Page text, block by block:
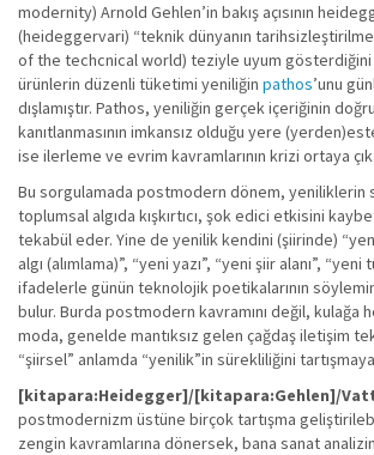
modernity) Arnold Gehlen’in bakış açısının
(heideggervari) “teknik dünyanın
of the techcnical world) teziyle uyum
ürünlerin düzenli tüketimi yeniliğin pathos’unu
dışlamıştır. Pathos, yeniliğin gerçek içeriğinin
kanıtlanmasının imkansız olduğu yere
ise ilerleme ve evrim kavramlarının krizi ortaya
Bu sorgulamada postmodern dönem, yeniliklerin
toplumsal algıda kışkırtıcı, şok edici etkisini
tekabül eder. Yine de yenilik kendini (şiirinde)
algı (alımlama)”, “yeni yazı”, “yeni şiir alanı”, “yeni
ifadelerle günün teknolojik poetikalarının
bulur. Burda postmodern kavramını değil, kulağa
moda, genelde mantıksız gelen çağdaş iletişim
“şiirsel” anlamda “yenilik”in sürekliliğini
[kitapara:Heidegger]/[kitapara:Gehlen]/
postmodernizm üstüne birçok tartışma
zengin kavramlarına dönersek, bana sanat